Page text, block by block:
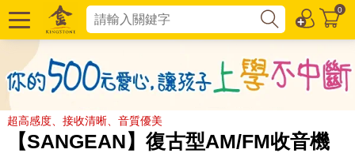
0
超高感度、接收清晰、音質優美
【SANGEAN】復古型AM/FM收音機